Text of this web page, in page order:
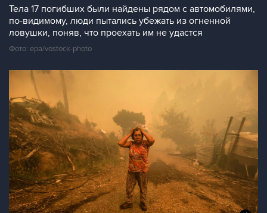
Тела 17 погибших были найдены рядом с автомобилями,
по-видимому, люди пытались убежать из огненной
ловушки, поняв, что проехать им не удастся
Фото: epa/vostock-photo